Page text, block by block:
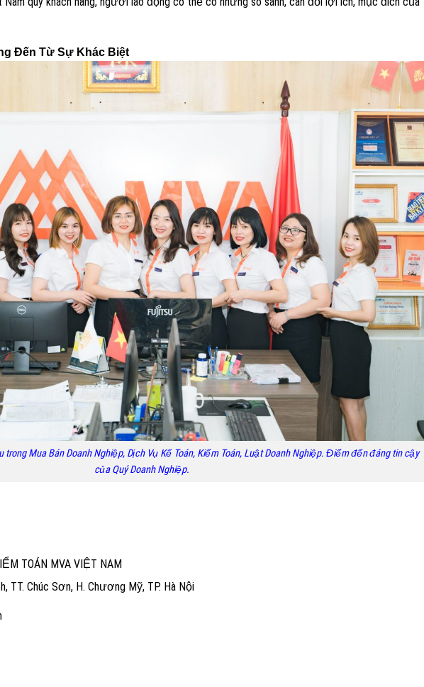
Đến Từ Sự Khác Biệt
trong Mua Bán Doanh Nghiệp, Dịch Vụ Kế Toán, Kiểm Toán, Luật Doanh Nghiệp. Điểm đến đáng tin cậy
của Quý Doanh Nghiệp.
TOÁN MVA VIỆT NAM
TT. Chúc Sơn, H. Chương Mỹ, TP. Hà Nội